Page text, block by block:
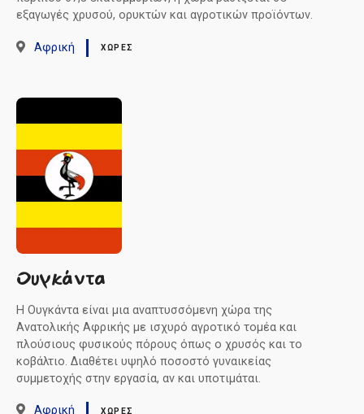
εξαγωγές χρυσού, ορυκτών και αγροτικών προϊόντων.
Αφρική ΧΏΡΕΣ
Ουγκάντα
Η Ουγκάντα είναι μια αναπτυσσόμενη χώρα της
Ανατολικής Αφρικής με ισχυρό αγροτικό τομέα και
πλούσιους φυσικούς πόρους όπως ο χρυσός και το
κοβάλτιο. Διαθέτει υψηλό ποσοστό γυναικείας
συμμετοχής στην εργασία, αν και υποτιμάται.
Αφρική ΧΏΡΕΣ